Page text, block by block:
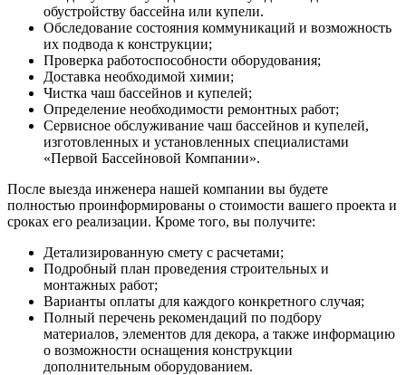
обустройству бассейна или купели.
Обследование состояния коммуникаций и возможность
их подвода к конструкции;
Проверка работоспособности оборудования;
Доставка необходимой химии;
Чистка чаш бассейнов и купелей;
Определение необходимости ремонтных работ;
Сервисное обслуживание чаш бассейнов и купелей,
изготовленных и установленных специалистами
«Первой Бассейновой Компании».
После выезда инженера нашей компании вы будете
полностью проинформированы о стоимости вашего проекта и
сроках его реализации. Кроме того, вы получите:
Детализированную смету с расчетами;
Подробный план проведения строительных и
монтажных работ;
Варианты оплаты для каждого конкретного случая;
Полный перечень рекомендаций по подбору
материалов, элементов для декора, а также информацию
о возможности оснащения конструкции
дополнительным оборудованием.